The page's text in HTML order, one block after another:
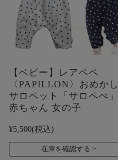
【ベビー】レアペペ
〈PAPILLON〉おめかし
サロペット「サロペぺ」
赤ちゃん 女の子
¥5,500(税込)
在庫を確認する